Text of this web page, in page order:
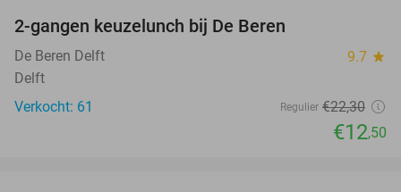
2-gangen keuzelunch bij De Beren
De Beren Delft 9.7 star
Delft
Verkocht: 61
Regulier €22,30
€12,50